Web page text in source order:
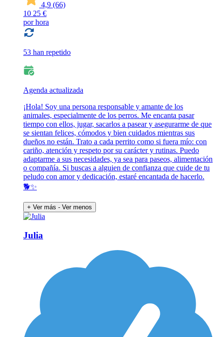
4,9 (66)
10 25 €
por hora
53 han repetido
Agenda actualizada
¡Hola! Soy una persona responsable y amante de los
animales, especialmente de los perros. Me encanta pasar
tiempo con ellos, jugar, sacarlos a pasear y asegurarme de que
se sientan felices, cómodos y bien cuidados mientras sus
dueños no están. Trato a cada perrito como si fuera mío: con
cariño, atención y respeto por su carácter y rutinas. Puedo
adaptarme a sus necesidades, ya sea para paseos, alimentación
o compañía. Si buscas a alguien de confianza que cuide de tu
peludo con amor y dedicación, estaré encantada de hacerlo.
🐕✨
+ Ver más - Ver menos
Julia